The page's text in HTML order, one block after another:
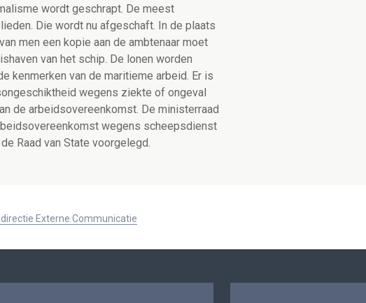
wordt geschrapt. De meest
Die wordt nu afgeschaft. In de plaats
men een kopie aan de ambtenaar moet
van het schip. De lonen worden
kenmerken van de maritieme arbeid. Er is
wegens ziekte of ongeval
de arbeidsovereenkomst. De ministerraad
wegens scheepsdienst
Raad van State voorgelegd.
Externe Communicatie